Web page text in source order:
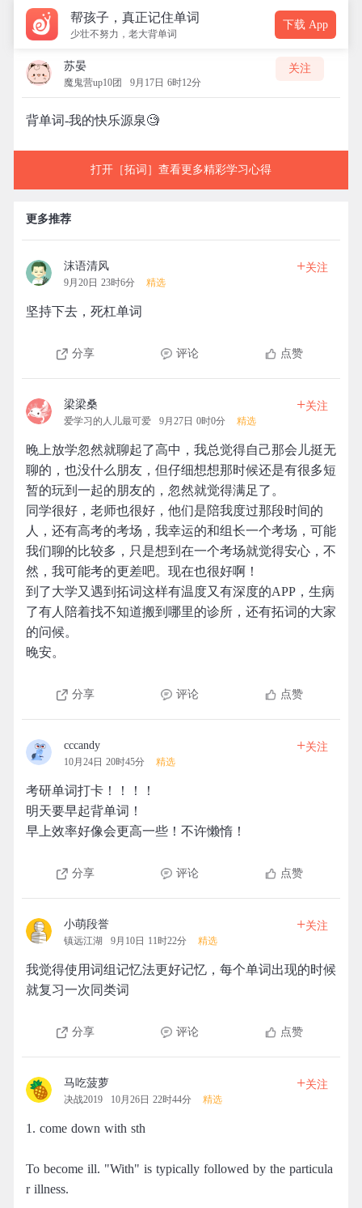
帮孩子，真正记住单词
少壮不努力，老大背单词
下载 App
苏晏
魔鬼营up10团 9月17日 6时12分
关注
背单词-我的快乐源泉🧐
打开［拓词］查看更多精彩学习心得
更多推荐
沫语清风
9月20日 23时6分 精选
+关注
坚持下去，死杠单词
分享 评论 点赞
梁梁桑
爱学习的人儿最可爱 9月27日 0时0分 精选
+关注
晚上放学忽然就聊起了高中，我总觉得自己那会儿挺无
聊的，也没什么朋友，但仔细想想那时候还是有很多短
暂的玩到一起的朋友的，忽然就觉得满足了。
同学很好，老师也很好，他们是陪我度过那段时间的
人，还有高考的考场，我幸运的和组长一个考场，可能
我们聊的比较多，只是想到在一个考场就觉得安心，不
然，我可能考的更差吧。现在也很好啊！
到了大学又遇到拓词这样有温度又有深度的APP，生病
了有人陪着找不知道搬到哪里的诊所，还有拓词的大家
的问候。
晚安。
分享 评论 点赞
cccandy
10月24日 20时45分 精选
+关注
考研单词打卡！！！！
明天要早起背单词！
早上效率好像会更高一些！不许懒惰！
分享 评论 点赞
小萌段誉
镇远江湖 9月10日 11时22分 精选
+关注
我觉得使用词组记忆法更好记忆，每个单词出现的时候
就复习一次同类词
分享 评论 点赞
马吃菠萝
决战2019 10月26日 22时44分 精选
+关注
1. come down with sth
To become ill. "With" is typically followed by the particula
r illness.